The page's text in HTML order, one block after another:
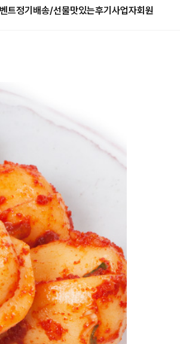
트정기배송/선물맛있는후기 사업자회원